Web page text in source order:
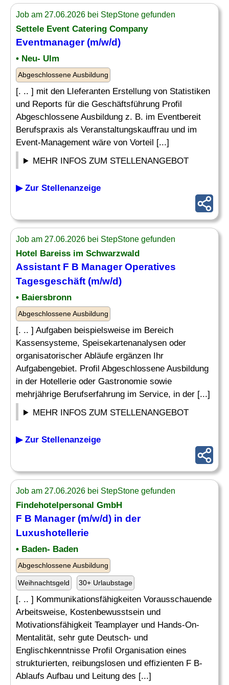
Job am 27.06.2026 bei StepStone gefunden
Settele Event Catering Company
Eventmanager (m/w/d)
• Neu- Ulm
Abgeschlossene Ausbildung
[. .. ] mit den LIeferanten Erstellung von Statistiken
und Reports für die Geschäftsführung Profil
Abgeschlossene Ausbildung z. B. im Eventbereit
Berufspraxis als Veranstaltungskauffrau und im
Event-Management wäre von Vorteil [...]
MEHR INFOS ZUM STELLENANGEBOT
▶ Zur Stellenanzeige
Job am 27.06.2026 bei StepStone gefunden
Hotel Bareiss im Schwarzwald
Assistant F B ManagerOperatives
Tagesgeschäft (m/w/d)
• Baiersbronn
Abgeschlossene Ausbildung
[. .. ] Aufgaben beispielsweise im Bereich
Kassensysteme, Speisekartenanalysen oder
organisatorischer Abläufe ergänzen Ihr
Aufgabengebiet. Profil Abgeschlossene Ausbildung
in der Hotellerie oder Gastronomie sowie
mehrjährige Berufserfahrung im Service, in der [...]
MEHR INFOS ZUM STELLENANGEBOT
▶ Zur Stellenanzeige
Job am 27.06.2026 bei StepStone gefunden
Findehotelpersonal GmbH
F B Manager(m/w/d) in der
Luxushotellerie
• Baden- Baden
Abgeschlossene Ausbildung
Weihnachtsgeld 30+ Urlaubstage
[. .. ] Kommunikationsfähigkeiten Vorausschauende
Arbeitsweise, Kostenbewusstsein und
Motivationsfähigkeit Teamplayer und Hands-On-
Mentalität, sehr gute Deutsch- und
Englischkenntnisse Profil Organisation eines
strukturierten, reibungslosen und effizienten F B-
Ablaufs Aufbau und Leitung des [...]